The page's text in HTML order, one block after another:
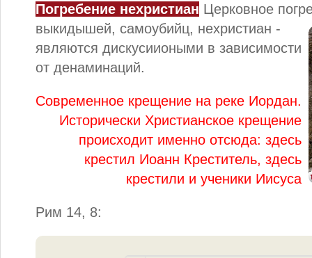
Погребение нехристиан Церковное
выкидышей, самоубийц, нехристиан -
являются дискусииоными в зависимости
от денаминаций.
Современное крещение на реке Иордан.
Исторически Христианское крещение
происходит именно отсюда: здесь
крестил Иоанн Креститель, здесь
крестили и ученики Иисуса
Рим 14, 8: